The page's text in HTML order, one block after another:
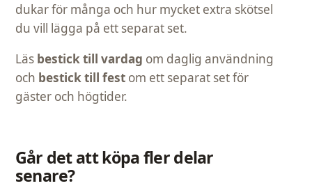
dukar för många och hur mycket extra skötsel
du vill lägga på ett separat set.
Läs bestick till vardag om daglig användning
och bestick till festom ett separat set för
gäster och högtider.
Går det att köpa fler delar
senare?